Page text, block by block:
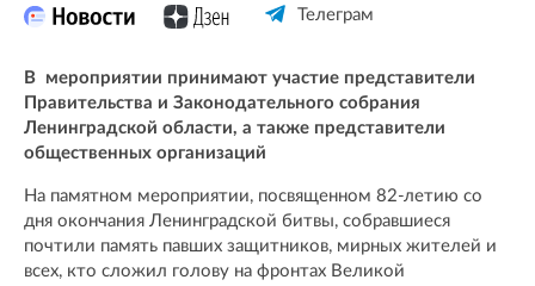
Телеграм
В мероприятии принимают участие представители
Правительства и Законодательного собрания
Ленинградской области, а также представители
общественных организаций
На памятном мероприятии, посвященном 82-летию со
дня окончания Ленинградской битвы, собравшиеся
почтили память павших защитников, мирных жителей и
всех, кто сложил голову на фронтах Великой